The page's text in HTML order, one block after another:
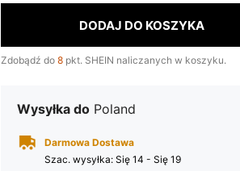
DODAJ DO KOSZYKA
Zdobądź do 8 pkt. SHEIN naliczanych w koszyku.
Wysyłka do Poland
Darmowa Dostawa
Szac. wysyłka: Się 14 - Się 19